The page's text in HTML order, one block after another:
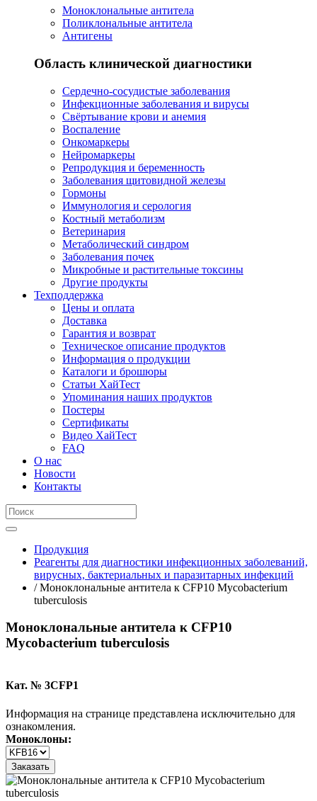
Моноклональные антитела
Поликлональные антитела
Антигены
Область клинической диагностики
Сердечно-сосудистые заболевания
Инфекционные заболевания и вирусы
Свёртывание крови и анемия
Воспаление
Онкомаркеры
Нейромаркеры
Репродукция и беременность
Заболевания щитовидной железы
Гормоны
Иммунология и серология
Костный метаболизм
Ветеринария
Метаболический синдром
Заболевания почек
Микробные и растительные токсины
Другие продукты
Техподдержка
Цены и оплата
Доставка
Гарантия и возврат
Техническое описание продуктов
Информация о продукции
Каталоги и брошюры
Статьи ХайТест
Упоминания наших продуктов
Постеры
Сертификаты
Видео ХайТест
FAQ
О нас
Новости
Контакты
Продукция
Реагенты для диагностики инфекционных заболеваний,
вирусных, бактериальных и паразитарных инфекций
/ Моноклональные антитела к CFP10 Mycobacterium
tuberculosis
Моноклональные антитела к CFP10
Mycobacterium tuberculosis
Кат. № 3CFP1
Информация на странице представлена исключительно для
ознакомления.
Моноклоны:
Заказать